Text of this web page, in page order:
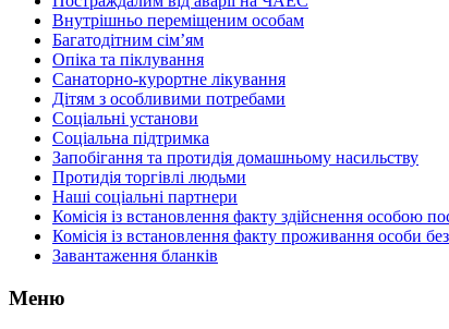
Внутрішньо переміщеним особам
Багатодітним сім’ям
Опіка та піклування
Санаторно-курортне лікування
Дітям з особливими потребами
Соціальні установи
Соціальна підтримка
Запобігання та протидія домашньому насильству
Протидія торгівлі людьми
Наші соціальні партнери
Комісія із встановлення факту здійснення
Комісія із встановлення факту проживання особи
Завантаження бланків
Меню